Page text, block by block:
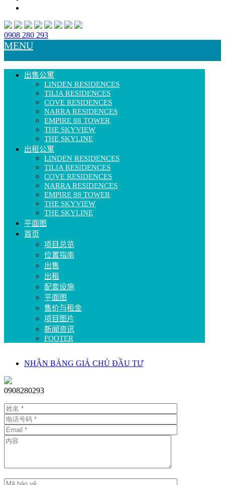
0908 280 293
MENU
出售公寓
LINDEN RESIDENCES
TILIA RESIDENCES
COVE RESIDENCES
NARRA RESIDENCES
EMPIRE 88 TOWER
THE SKYVIEW
THE SKYLINE
出租公寓
LINDEN RESIDENCES
TILIA RESIDENCES
COVE RESIDENCES
NARRA RESIDENCES
EMPIRE 88 TOWER
THE SKYVIEW
THE SKYLINE
平面图
首页
项目总览
位置指南
出售
出租
配套设施
平面图
售价与租金
项目图片
新闻资讯
FOOTER
NHẬN BẢNG GIÁ CHỦ ĐẦU TƯ
0908280293